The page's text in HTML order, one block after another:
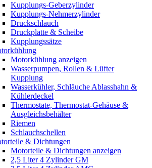
Kupplungs-Geberzylinder
Kupplungs-Nehmerzylinder
Druckschlauch
Druckplatte & Scheibe
Kupplungssätze
Motorkühlung anzeigen
Wasserpumpen, Rollen & Lüfter
Kupplung
Wasserkühler, Schläuche Ablasshahn &
Kühlerdeckel
Thermostate, Thermostat-Gehäuse &
Ausgleichsbehälter
Riemen
Schlauchschellen
& Dichtungen
Motorteile & Dichtungen anzeigen
2,5 Liter 4 Zylinder GM